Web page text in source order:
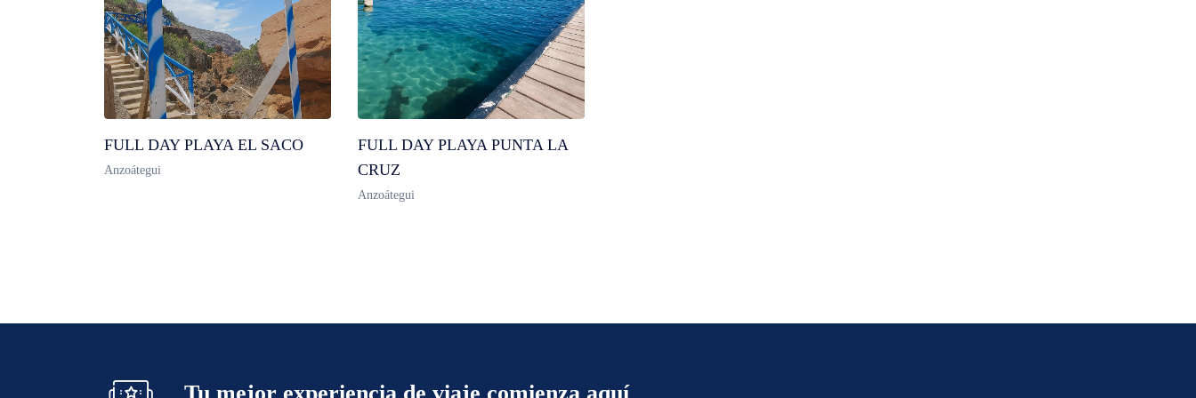
FULL DAY PLAYA EL SACO
Anzoátegui
FULL DAY PLAYA PUNTA LA
CRUZ
Anzoátegui